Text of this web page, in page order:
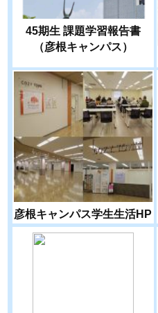
45期生 課題学習報告書
（彦根キャンパス）
彦根キャンパス学生生活HP